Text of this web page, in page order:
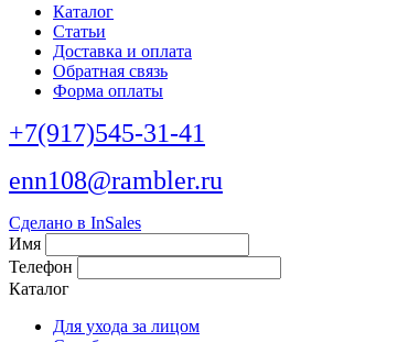
Каталог
Статьи
Доставка и оплата
Обратная связь
Форма оплаты
+7(917)545-31-41
enn108@rambler.ru
Сделано в InSales
Имя
Телефон
Каталог
Для ухода за лицом